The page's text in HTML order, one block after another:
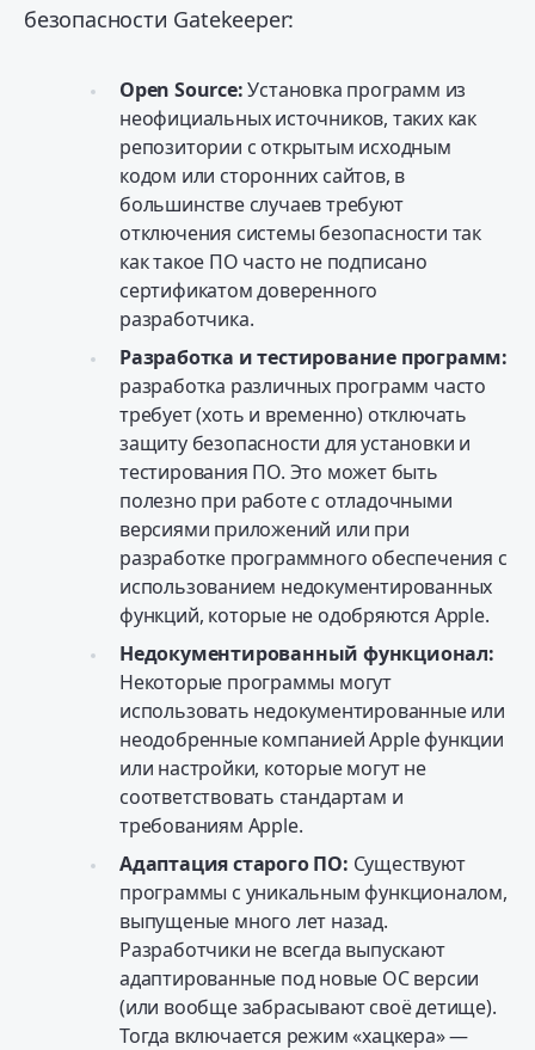
безопасности Gatekeeper:
Open Source:Установка программ из
неофициальных источников, таких как
репозитории с открытым исходным
кодом или сторонних сайтов, в
большинстве случаев требуют
отключения системы безопасности так
как такое ПО часто не подписано
сертификатом доверенного
разработчика.
Разработка и тестирование программ:
разработка различных программ часто
требует (хоть и временно) отключать
защиту безопасности для установки и
тестирования ПО. Это может быть
полезно при работе с отладочными
версиями приложений или при
разработке программного обеспечения с
использованием недокументированных
функций, которые не одобряются Apple.
Недокументированный функционал:
Некоторые программы могут
использовать недокументированные или
неодобренные компанией Apple функции
или настройки, которые могут не
соответствовать стандартам и
требованиям Apple.
Адаптация старого ПО: Существуют
программы с уникальным функционалом,
выпущеные много лет назад.
Разработчики не всегда выпускают
адаптированные под новые ОС версии
(или вообще забрасывают своё детище).
Тогда включается режим «хацкера» —